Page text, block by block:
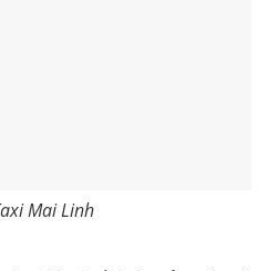
Mai Linh